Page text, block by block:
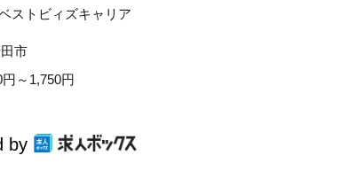
ストビィズキャリア
市
～1,750円
by